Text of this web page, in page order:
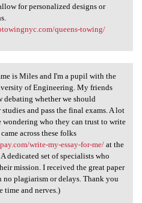
for personalized designs or
queens-towing/
is Miles and I
is Miles and I'm a pupil with the
of Engineering. My friends
debating whether we should
and pass the final exams. A lot
wondering who they can trust to write
across these folks
write-my-essay-for-me/at the
dedicated set of specialists who
mission. I received the great paper
no plagiarism or delays. Thank you
time and nerves.)